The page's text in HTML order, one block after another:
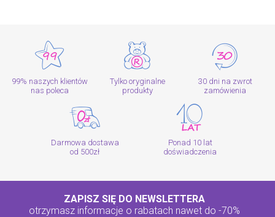
99% naszych klientów
nas poleca
Tylko oryginalne
produkty
30 dni na zwrot
zamówienia
Darmowa dostawa
od 500zł
Ponad 10 lat
doświadczenia
ZAPISZ SIĘ DO NEWSLETTERA
otrzymasz informacje o rabatach nawet do -70%